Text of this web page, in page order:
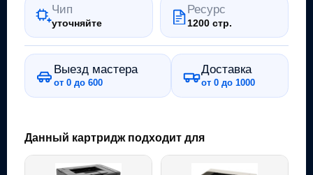
Чип
уточняйте
Ресурс
1200 стр.
Выезд мастера
от 0 до 600
Доставка
от 0 до 1000
Данный картридж подходит для